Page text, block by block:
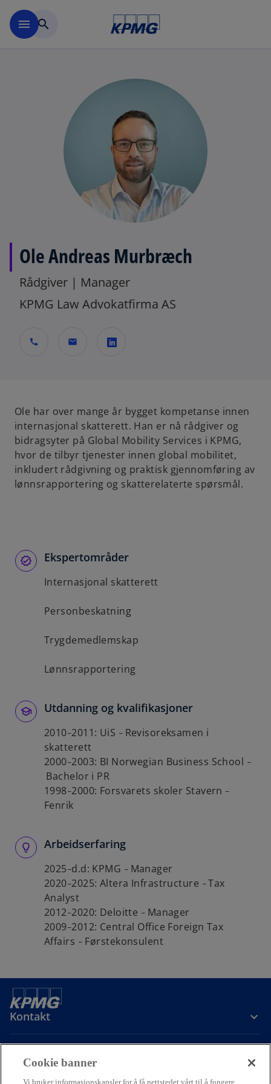
menu search
Ole Andreas Murbræch
Rådgiver | Manager
KPMG Law Advokatfirma AS
call mail
n
s
i
n
a
n
b
Ole har over mange år bygget kompetanse innen
internasjonal skatterett. Han er nå rådgiver og
bidragsyter på Global Mobility Services i KPMG,
hvor de tilbyr tjenester innen global mobilitet,
inkludert rådgivning og praktisk gjennomføring av
lønnsrapportering og skatterelaterte spørsmål.
Ekspertområder
Internasjonal skatterett
Personbeskatning
Trygdemedlemskap
Lønnsrapportering
Utdanning og kvalifikasjoner
2010–2011: UiS – Revisoreksamen i
skatterett
2000–2003: BI Norwegian Business School –
Bachelor i PR
1998–2000: Forsvarets skoler Stavern –
Fenrik
Arbeidserfaring
2025 –d.d: KPMG – Manager
2020–2025: Altera Infrastructure – Tax
Analyst
2012–2020: Deloitte – Manager
2009–2012: Central Office Foreign Tax
Affairs –Førstekonsulent
Kontakt
Om oss
Cookie banner
Vi bruker informasjonskapsler for å få nettstedet vårt til å fungere